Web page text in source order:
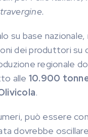
su base
dei produttori su
regionale
alle 10.900
.
può essere
dovrebbe